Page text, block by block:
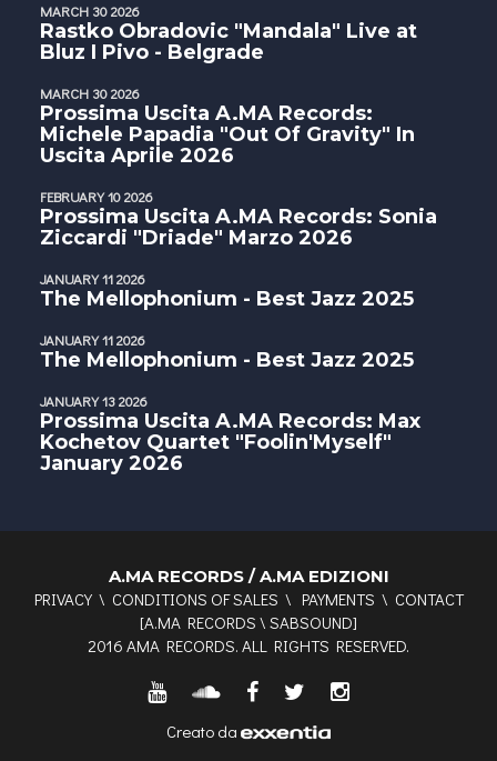
MARCH 30 2026
Rastko Obradovic "Mandala" Live at
Bluz I Pivo - Belgrade
MARCH 30 2026
Prossima Uscita A.MA Records:
Michele Papadia "Out Of Gravity" In
Uscita Aprile 2026
FEBRUARY 10 2026
Prossima Uscita A.MA Records: Sonia
Ziccardi "Driade" Marzo 2026
JANUARY 11 2026
The Mellophonium - Best Jazz 2025
JANUARY 11 2026
The Mellophonium - Best Jazz 2025
JANUARY 13 2026
Prossima Uscita A.MA Records: Max
Kochetov Quartet "Foolin'Myself"
January 2026
A.MA RECORDS / A.MA EDIZIONI
PRIVACY\ CONDITIONS OF SALES \ PAYMENTS \ CONTACT
[A.MA RECORDS \ SABSOUND]
2016 AMA RECORDS. ALL RIGHTS RESERVED.
Creato da